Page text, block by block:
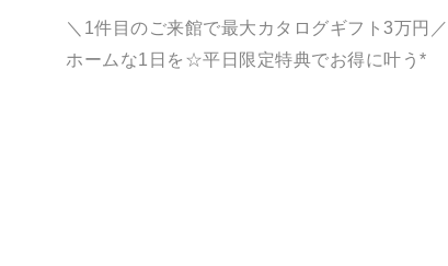
＼1件目のご来館で最大カタログギフト3万円
ホームな1日を☆平日限定特典でお得に叶う*